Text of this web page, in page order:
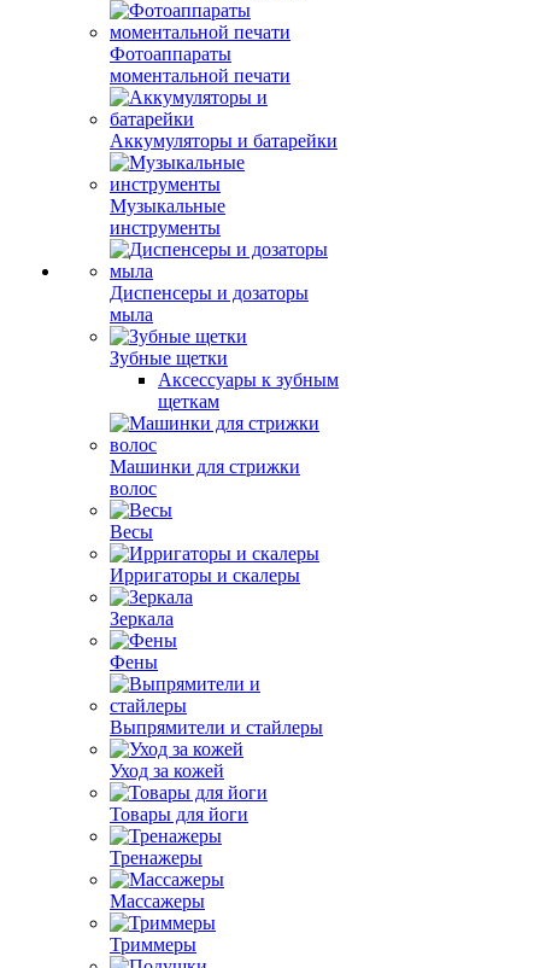
Фотоаппараты
моментальной печати
Аккумуляторы и батарейки
Музыкальные
инструменты
Диспенсеры и дозаторы
мыла
Зубные щетки
Аксессуары к зубным
щеткам
Машинки для стрижки
волос
Весы
Ирригаторы и скалеры
Зеркала
Фены
Выпрямители и стайлеры
Уход за кожей
Товары для йоги
Тренажеры
Массажеры
Триммеры